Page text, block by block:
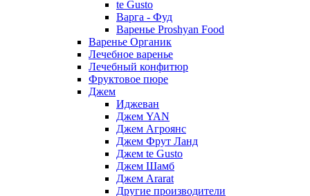
te Gusto
Варга - Фуд
Варенье Proshyan Food
Варенье Органик
Лечебное варенье
Лечебный конфитюр
Фруктовое пюре
Джем
Иджеван
Джем YAN
Джем Агроянс
Джем Фрут Ланд
Джем te Gusto
Джем Шамб
Джем Ararat
Другие производители